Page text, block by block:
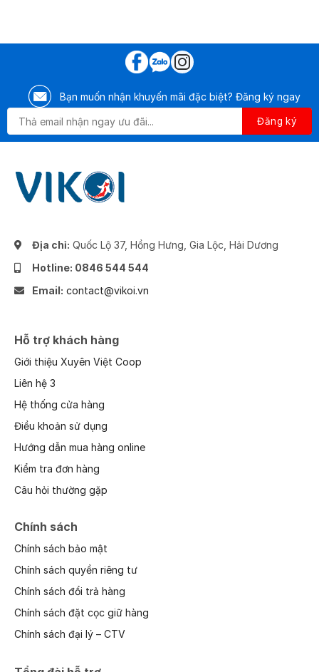
Bạn muốn nhận khuyến mãi đặc biệt? Đăng ký ngay
Địa chỉ: Quốc Lộ 37, Hồng Hưng, Gia Lộc, Hải Dương
Hotline: 0846 544 544
Email: contact@vikoi.vn
Hỗ trợ khách hàng
Giới thiệu Xuyên Việt Coop
Liên hệ 3
Hệ thống cửa hàng
Điều khoản sử dụng
Hướng dẫn mua hàng online
Kiểm tra đơn hàng
Câu hỏi thường gặp
Chính sách
Chính sách bảo mật
Chính sách quyền riêng tư
Chính sách đổi trả hàng
Chính sách đặt cọc giữ hàng
Chính sách đại lý – CTV